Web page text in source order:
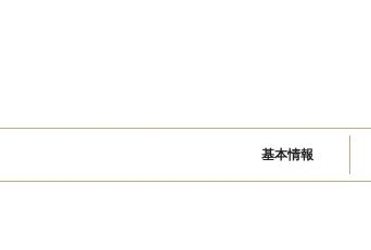
基本情報